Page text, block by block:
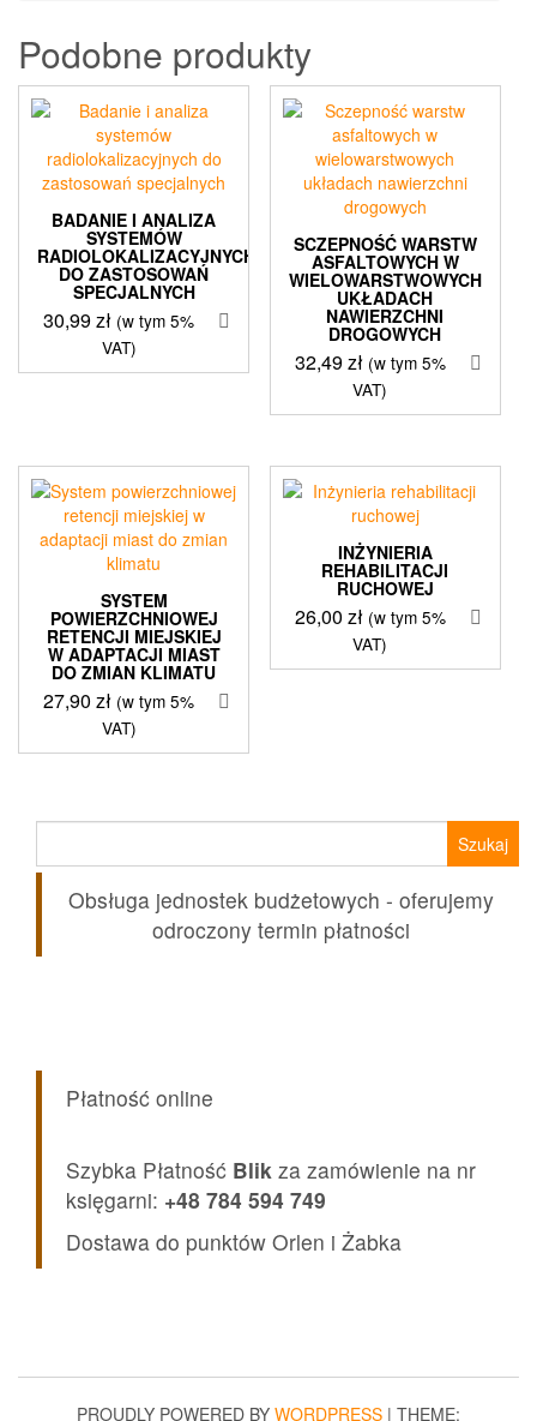
Podobne produkty
BADANIE I ANALIZA
SYSTEMÓW
RADIOLOKALIZACYJNYCH
DO ZASTOSOWAŃ
SPECJALNYCH
30,99zł (w tym 5%
VAT)
SCZEPNOŚĆ WARSTW
ASFALTOWYCH W
WIELOWARSTWOWYCH
UKŁADACH
NAWIERZCHNI
DROGOWYCH
32,49zł (w tym 5%
VAT)
SYSTEM
POWIERZCHNIOWEJ
RETENCJI MIEJSKIEJ
W ADAPTACJI MIAST
DO ZMIAN KLIMATU
27,90zł (w tym 5%
VAT)
INŻYNIERIA
REHABILITACJI
RUCHOWEJ
26,00 zł (w tym 5%
VAT)
Obsługa jednostek budżetowych - oferujemy
odroczony termin płatności
Płatność online
Szybka Płatność Blik za zamówienie na nr
księgarni: +48 784 594 749
Dostawa do punktów Orlen i Żabka
PROUDLY POWERED BY WORDPRESS | THEME: